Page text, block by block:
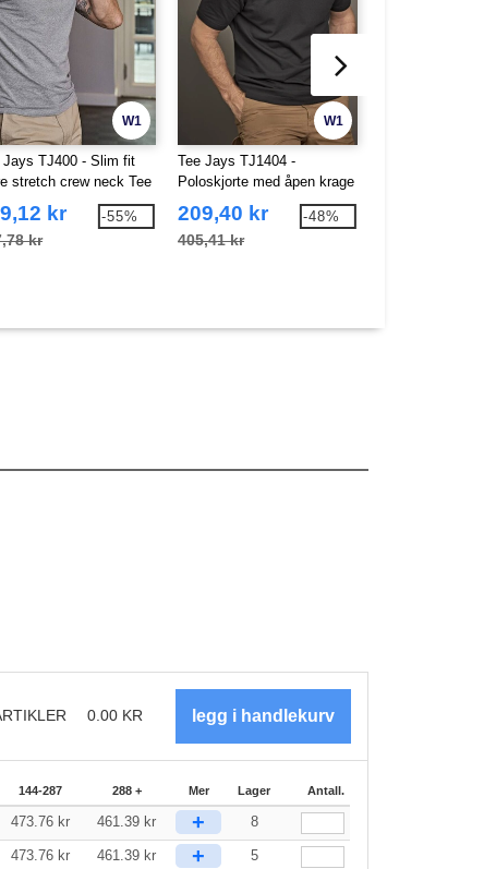
W1
Jays TJ400 - Slim fit
stretch crew neck Tee
kr
kr
-55%
W1
Tee Jays TJ1404 -
Poloskjorte med åpen krage
209,40 kr
405,41 kr
-48%
0.00 KR
144-287 288 + Mer Lager Antall.
473.76 kr 461.39 kr + 8
473.76 kr 461.39 kr + 5